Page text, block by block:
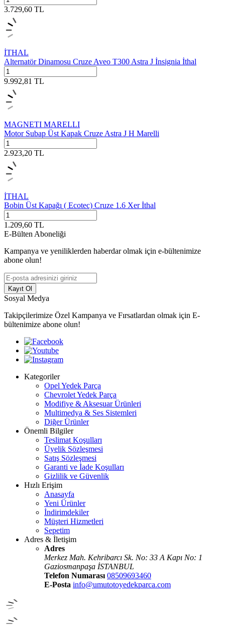
3.729,60 TL
İTHAL
Alternatör Dinamosu Cruze Aveo T300 Astra J İnsignia İthal
9.992,81 TL
MAGNETI MARELLI
Motor Subap Üst Kapak Cruze Astra J H Marelli
2.923,20 TL
İTHAL
Bobin Üst Kapağı ( Ecotec) Cruze 1.6 Xer İthal
1.209,60 TL
E-Bülten Aboneliği
Kampanya ve yeniliklerden haberdar olmak için e-bültenimize
abone olun!
Kayıt Ol
Sosyal Medya
Takipçilerimize Özel Kampanya ve Fırsatlardan olmak için E-
bültenimize abone olun!
Kategoriler
Opel Yedek Parça
Chevrolet Yedek Parça
Modifiye & Aksesuar Ürünleri
Multimedya & Ses Sistemleri
Diğer Ürünler
Önemli Bilgiler
Teslimat Koşulları
Üyelik Sözleşmesi
Satış Sözleşmesi
Garanti ve İade Koşulları
Gizlilik ve Güvenlik
Hızlı Erişim
Anasayfa
Yeni Ürünler
İndirimdekiler
Müşteri Hizmetleri
Sepetim
Adres & İletişim
Adres
Merkez Mah. Kehribarcı Sk. No: 33 A Kapı No: 1
Gaziosmanpaşa İSTANBUL
Telefon Numarası 08509693460
E-Posta info@umutotoyedekparca.com